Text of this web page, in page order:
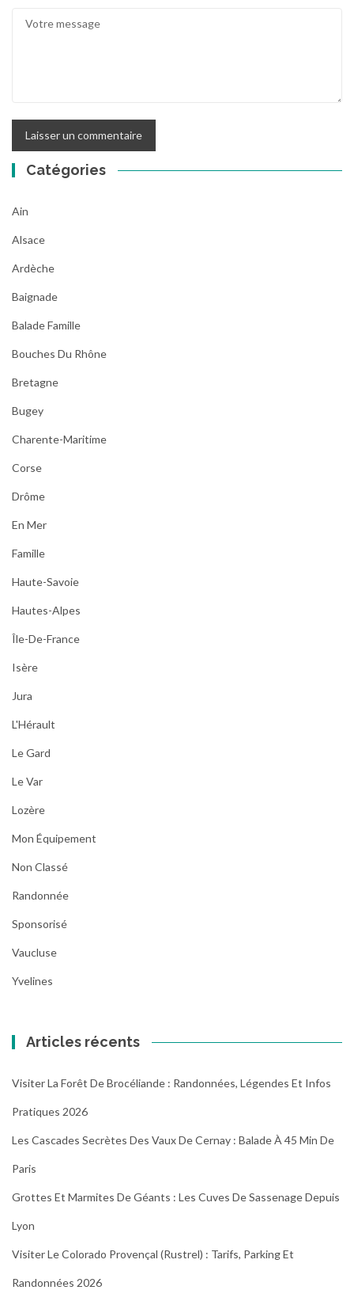
Catégories
Ain
Alsace
Ardèche
Baignade
Balade Famille
Bouches Du Rhône
Bretagne
Bugey
Charente-Maritime
Corse
Drôme
En Mer
Famille
Haute-Savoie
Hautes-Alpes
Île-De-France
Isère
Jura
L'Hérault
Le Gard
Le Var
Lozère
Mon Équipement
Non Classé
Randonnée
Sponsorisé
Vaucluse
Yvelines
Articles récents
Visiter La Forêt De Brocéliande : Randonnées, Légendes Et Infos
Pratiques 2026
Les Cascades Secrètes Des Vaux De Cernay : Balade À 45 Min De
Paris
Grottes Et Marmites De Géants : Les Cuves De Sassenage Depuis
Lyon
Visiter Le Colorado Provençal (Rustrel) : Tarifs, Parking Et
Randonnées 2026